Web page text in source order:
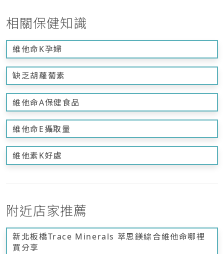
相關保健知識
維他命K孕婦
缺乏胡蘿蔔素
維他命A保健食品
維他命E攝取量
維他素K好處
附近店家推薦
新北板橋Trace Minerals 萃思鎂綜合維他命哪裡
買分享